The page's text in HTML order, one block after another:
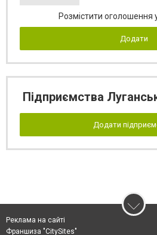
Розмістити оголошення
Додати
Підприємства
Додати
Реклама на сайті
Франшиза "CitySites"